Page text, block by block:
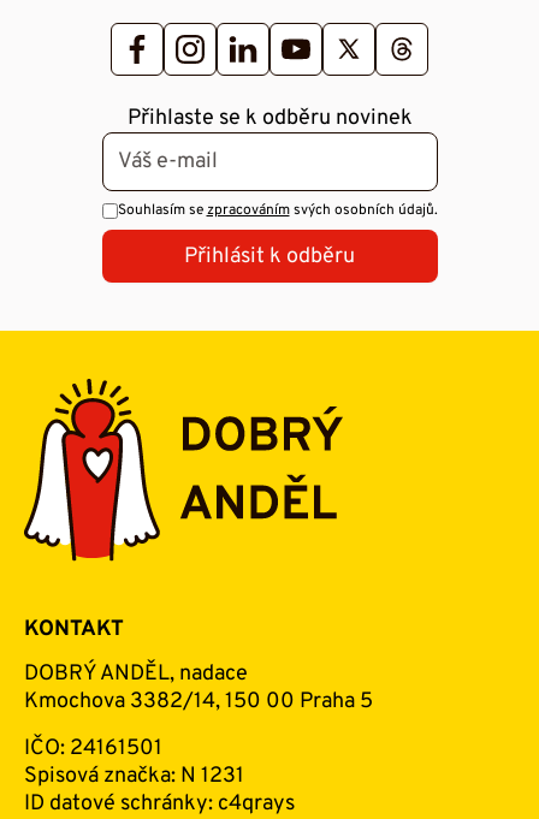
Přihlaste se k odběru novinek
Souhlasím sezpracovánímsvých osobních údajů.
Přihlásit k odběru
KONTAKT
DOBRÝ ANDĚL, nadace
Kmochova 3382/14, 150 00 Praha 5
IČO: 24161501
Spisová značka: N 1231
ID datové schránky: c4qrays